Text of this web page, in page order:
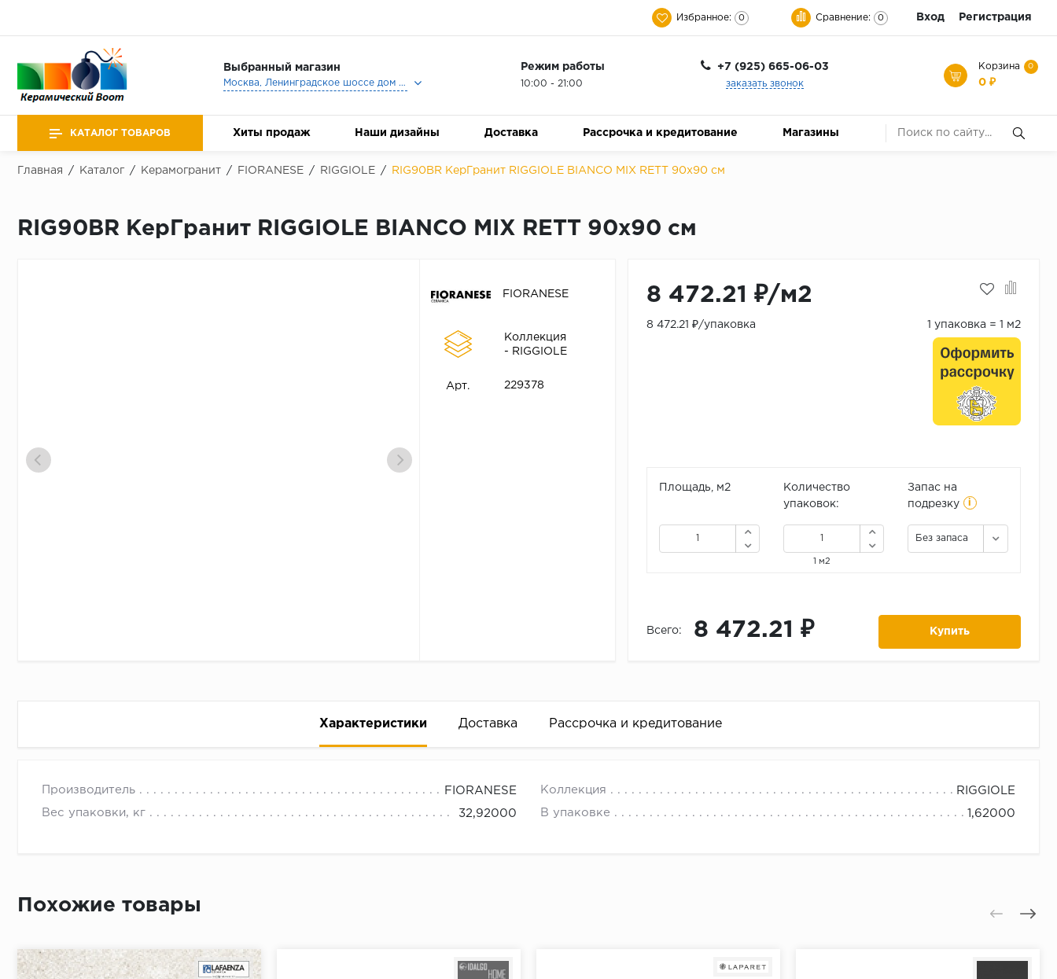
Избранное: 0 Сравнение: 0 Вход Регистрация
Выбранный магазин
Москва, Ленинградское шоссе дом 25, Торговый Центр Family Room, 2-ой этаж, Магазин Керамический Бум.
Режим работы
10:00 - 21:00
+7 (925) 665-06-03
заказать звонок
Корзина 0
0 ₽
КАТАЛОГ ТОВАРОВ Хиты продаж Наши дизайны Доставка Рассрочка и кредитование Магазины
Главная / Каталог / Керамогранит / FIORANESE / RIGGIOLE / RIG90BR КерГранит RIGGIOLE BIANCO MIX RETT 90x90 см
RIG90BR КерГранит RIGGIOLE BIANCO MIX RETT 90x90 см
FIORANESE
Коллекция
- RIGGIOLE
Арт. 229378
8 472.21 ₽/м2
8 472.21 ₽/упаковка 1 упаковка = 1 м2
Площадь, м2
Количество
упаковок:
1 м2
Запас на
подрезку
i
Без запаса
Всего: 8 472.21 ₽ Купить
Характеристики Доставка Рассрочка и кредитование
Производитель FIORANESE Коллекция RIGGIOLE
Вес упаковки, кг 32,92000 В упаковке 1,62000
Высокая вероятность одобрения: до 95%
Одобрение за 1-2 минуты
Похожие товары